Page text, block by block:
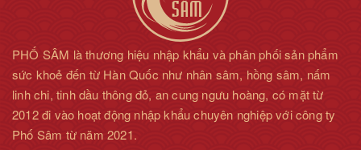
PHỐ SÂM là thương hiệu nhập khẩu và phân phối sản phẩm
sức khoẻ đến từ Hàn Quốc như nhân sâm, hồng sâm, nấm
linh chi, tinh dầu thông đỏ, an cung ngưu hoàng, có mặt từ
2012 đi vào hoạt động nhập khẩu chuyên nghiệp với công ty
Phố Sâm từ năm 2021.